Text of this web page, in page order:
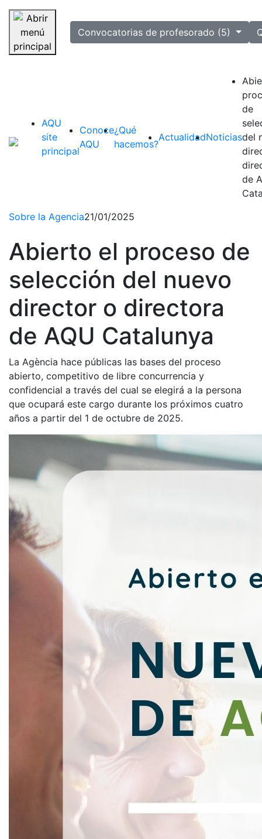
Saltar navegación
selectedConvocatorias de profesorado (5)
AQU
site
principal
Conoce
AQU
¿Qué
hacemos?
ActualidadNoticias
de
del
de
Sobre la Agencia21/01/2025
Abierto el proceso de
selección del nuevo
director o directora
de AQU Catalunya
La Agència hace públicas las bases del proceso
abierto, competitivo de libre concurrencia y
confidencial a través del cual se elegirá a la persona
que ocupará este cargo durante los próximos cuatro
años a partir del 1 de octubre de 2025.